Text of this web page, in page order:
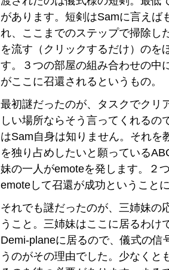
があります。短剣はSamに言えば
れ、ここまでのステップで掃除し
を流す（クリックするだけ）のを
す。３つの部屋の組み合わせの中
がここに召還されるというもの。
最初謎だったのが、タスクでクリ
しい場所ならそう言ってくれるの
はSam自身は知りません。それを
を独り占めしたいと願っている
妹の一人がemoteを発します。２
emoteして召還が成功ということ
それでも謎だったのが、三姉妹の
うこと。三姉妹はここに居るわけ
Demi-planeに居るので、儀式の
うのがその理由でした。少なくと